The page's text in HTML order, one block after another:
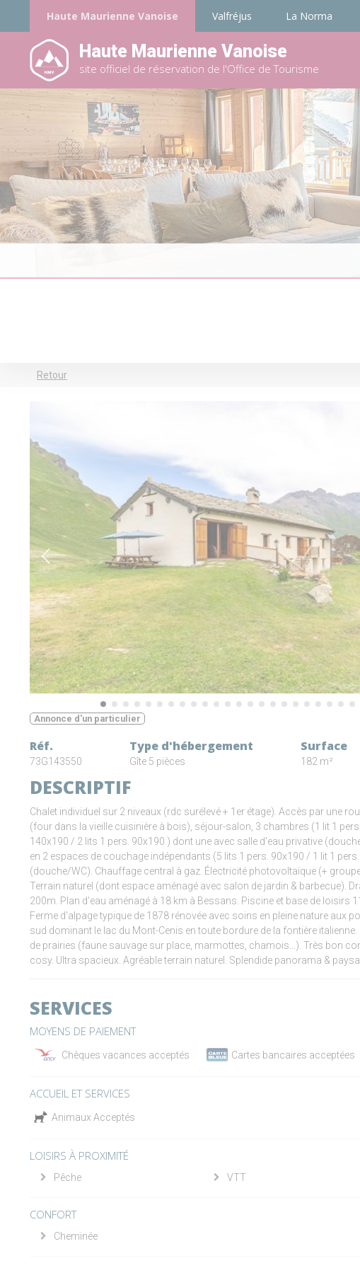
Haute Maurienne Vanoise Valfréjus La Norma
Haute Maurienne Vanoise
site officiel de réservation de l'Office de Tourisme
Retour
Annonce d'un particulier
Réf.
73G143550
Type d'hébergement
Gîte 5 pièces
Surface
182 m²
DESCRIPTIF
Chalet individuel sur 2 niveaux (rdc surélevé + 1er étage). Accès par une
(four dans la vieille cuisinière à bois), séjour-salon, 3 chambres (1 lit 1
140x190 / 2 lits 1 pers. 90x190 ) dont une avec salle d'eau privative
en 2 espaces de couchage indépendants (5 lits 1 pers. 90x190 / 1 lit 1
(douche/WC). Chauffage central à gaz. Électricité photovoltaïque (+
Terrain naturel (dont espace aménagé avec salon de jardin & barbecue).
200m. Plan d'eau aménagé à 18 km à Bessans. Piscine et base de loisirs
Ferme d'alpage typique de 1878 rénovée avec soins en pleine nature aux
sud dominant le lac du Mont-Cenis en toute bordure de la fontière
de prairies (faune sauvage sur place, marmottes, chamois...). Très bon
cosy. Ultra spacieux. Agréable terrain naturel. Splendide panorama &
SERVICES
MOYENS DE PAIEMENT
Chèques vacances acceptés Cartes bancaires acceptées
ACCUEIL ET SERVICES
Animaux Acceptés
LOISIRS À PROXIMITÉ
Pêche VTT
CONFORT
Cheminée